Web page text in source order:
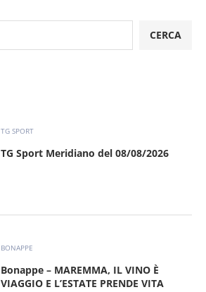
CERCA
TG SPORT
TG Sport Meridiano del 08/08/2026
BONAPPE
Bonappe – MAREMMA, IL VINO È
VIAGGIO E L’ESTATE PRENDE VITA